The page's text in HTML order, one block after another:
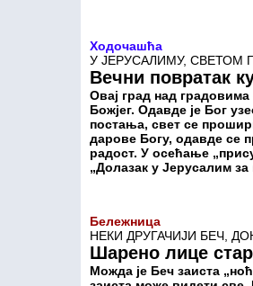
Ходочашћа
У ЈЕРУСАЛИМУ, СВЕТОМ
Вечни повратак
Овај град над
Божјег. Одавде је Бог
постања, свет се
дарове Богу, одавде се
радост. У осећање
„Долазак у Јерусалим
Бележница
НЕКИ ДРУГАЧИЈИ БЕЧ,
Шарено лице
Можда је Беч заиста